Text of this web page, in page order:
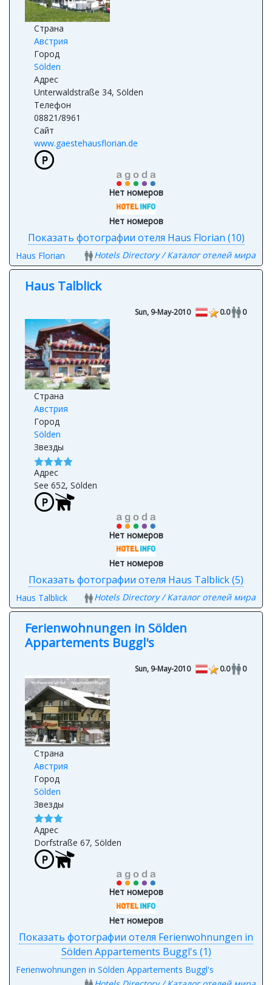
Страна
Австрия
Город
Sölden
Адрес
Unterwaldstraße 34, Sölden
Телефон
08821/8961
Сайт
www.gaestehausflorian.de
Нет номеров
Нет номеров
Показать фотографии отеля Haus Florian (10)
Haus Florian Hotels Directory / Каталог отелей мира
Страна
Австрия
Город
Sölden
Звезды
Адрес
See 652, Sölden
Нет номеров
Нет номеров
Показать фотографии отеля Haus Talblick (5)
Haus Talblick Hotels Directory / Каталог отелей мира
Ferienwohnungen in Sölden
Appartements Buggl's
Страна
Австрия
Город
Sölden
Звезды
Адрес
Dorfstraße 67, Sölden
Нет номеров
Нет номеров
Показать фотографии отеля Ferienwohnungen in
Sölden Appartements Buggl's (1)
Ferienwohnungen in Sölden Appartements Buggl's